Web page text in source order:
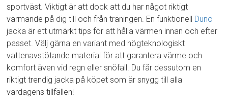
sportväst. Viktigt är att dock att du har något riktigt
värmande på dig till och från träningen. En funktionell Duno
jacka är ett utmärkt tips för att hålla värmen innan och efter
passet. Välj gärna en variant med högteknologiskt
vattenavstötande material för att garantera värme och
komfort även vid regn eller snöfall. Du får dessutom en
riktigt trendig jacka på köpet som är snygg till alla
vardagens tillfällen!